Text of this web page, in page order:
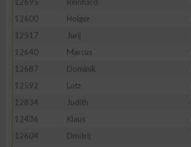
12600
Holger
12517
Jurij
12640
Marcus
12687
Dominik
12592
Lutz
12834
Judith
12436
Klaus
12604
Dmitrij
Erstellung von Profilen zur
Messung der Werbeleistung
Messung der Performance von Inhalten